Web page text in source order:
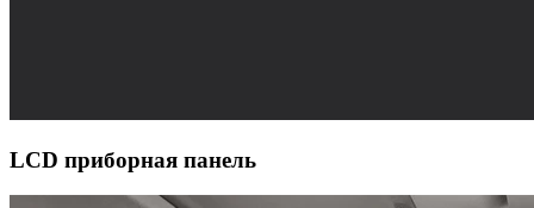
LCD приборная панель